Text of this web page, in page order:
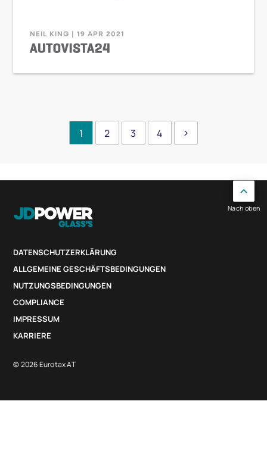
NEIL KING | 19 APR 2021
1 2 3 4
DATENSCHUTZERKLÄRUNG
ALLGEMEINE GESCHÄFTSBEDINGUNGEN
NUTZUNGSBEDINGUNGEN
COMPLIANCE
IMPRESSUM
KARRIERE
© 2026 Eurotax AT
Nach oben